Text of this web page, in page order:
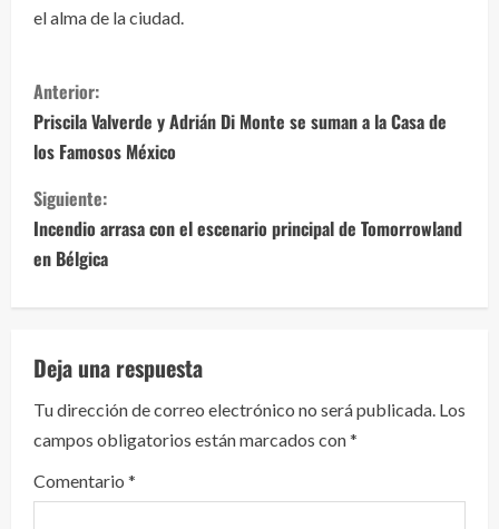
el alma de la ciudad.
S
i
g
u
e
l
e
y
e
n
Anterior:
Priscila Valverde y Adrián Di Monte se suman a la Casa de
los Famosos México
Siguiente:
Incendio arrasa con el escenario principal de Tomorrowland
en Bélgica
Deja una respuesta
Tu dirección de correo electrónico no será publicada. Los
campos obligatorios están marcados con*
Comentario *